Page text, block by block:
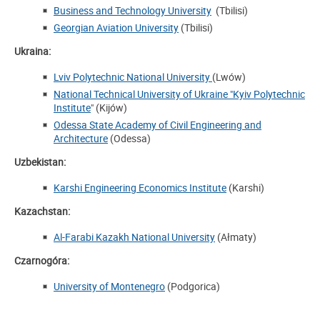
Business and Technology University (Tbilisi)
Georgian Aviation University (Tbilisi)
Ukraina:
Lviv Polytechnic National University (Lwów)
National Technical University of Ukraine "Kyiv Polytechnic
Institute" (Kijów)
Odessa State Academy of Civil Engineering and
Architecture (Odessa)
Uzbekistan:
Karshi Engineering Economics Institute (Karshi)
Kazachstan:
Al-Farabi Kazakh National University (Ałmaty)
Czarnogóra:
University of Montenegro (Podgorica)